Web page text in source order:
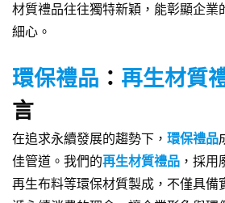
材質禮品往往獨特新穎，能彰顯企業
細心。
環保禮品 ： 再生材質
言
在追求永續發展的趨勢下， 環保禮品
佳管道。我們的再生材質禮品 ，採用
再生布料等環保材質製成，不僅具備